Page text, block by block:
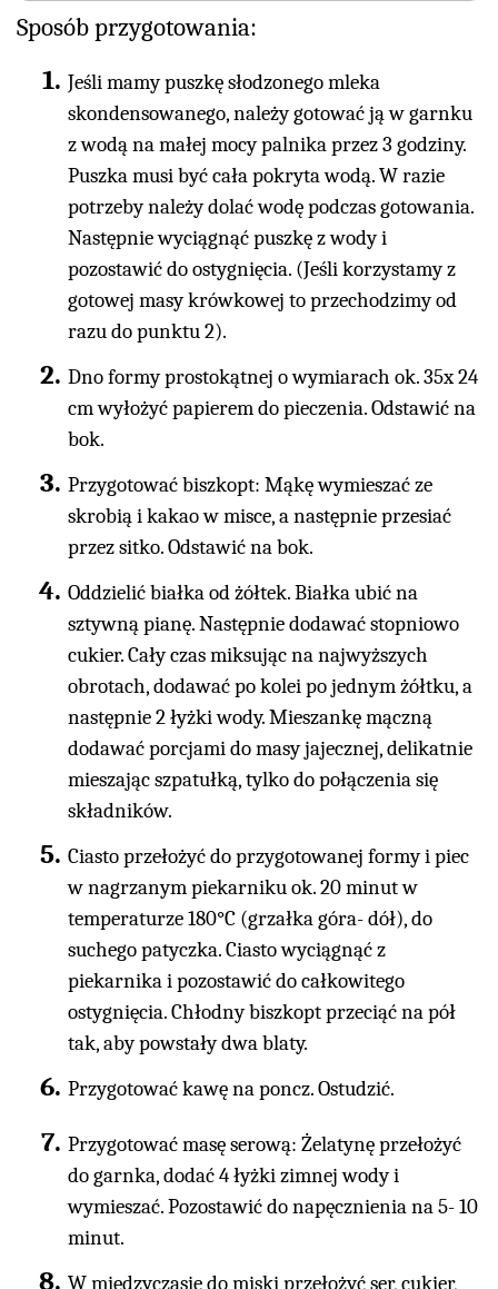
Sposób przygotowania:
Jeśli mamy puszkę słodzonego mleka
skondensowanego, należy gotować ją w garnku
z wodą na małej mocy palnika przez 3 godziny.
Puszka musi być cała pokryta wodą. W razie
potrzeby należy dolać wodę podczas gotowania.
Następnie wyciągnąć puszkę z wody i
pozostawić do ostygnięcia. (Jeśli korzystamy z
gotowej masy krówkowej to przechodzimy od
razu do punktu 2).
Dno formy prostokątnej o wymiarach ok. 35x 24
cm wyłożyć papierem do pieczenia. Odstawić na
bok.
Przygotować biszkopt: Mąkę wymieszać ze
skrobią i kakao w misce, a następnie przesiać
przez sitko. Odstawić na bok.
Oddzielić białka od żółtek. Białka ubić na
sztywną pianę. Następnie dodawać stopniowo
cukier. Cały czas miksując na najwyższych
obrotach, dodawać po kolei po jednym żółtku, a
następnie 2 łyżki wody. Mieszankę mączną
dodawać porcjami do masy jajecznej, delikatnie
mieszając szpatułką, tylko do połączenia się
składników.
Ciasto przełożyć do przygotowanej formy i piec
w nagrzanym piekarniku ok. 20 minut w
temperaturze 180°C (grzałka góra- dół), do
suchego patyczka. Ciasto wyciągnąć z
piekarnika i pozostawić do całkowitego
ostygnięcia. Chłodny biszkopt przeciąć na pół
tak, aby powstały dwa blaty.
Przygotować kawę na poncz. Ostudzić.
Przygotować masę serową: Żelatynę przełożyć
do garnka, dodać 4 łyżki zimnej wody i
wymieszać. Pozostawić do napęcznienia na 5- 10
minut.
W międzyczasie do miski przełożyć ser, cukier,